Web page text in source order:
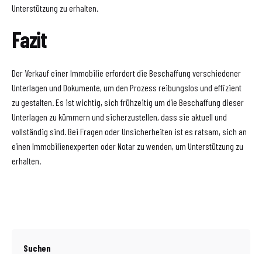
Unterstützung zu erhalten.
Fazit
Der Verkauf einer Immobilie erfordert die Beschaffung verschiedener
Unterlagen und Dokumente, um den Prozess reibungslos und effizient
zu gestalten. Es ist wichtig, sich frühzeitig um die Beschaffung dieser
Unterlagen zu kümmern und sicherzustellen, dass sie aktuell und
vollständig sind. Bei Fragen oder Unsicherheiten ist es ratsam, sich an
einen Immobilienexperten oder Notar zu wenden, um Unterstützung zu
erhalten.
Suchen